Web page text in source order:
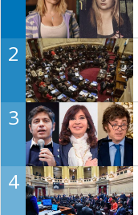
2
3
4